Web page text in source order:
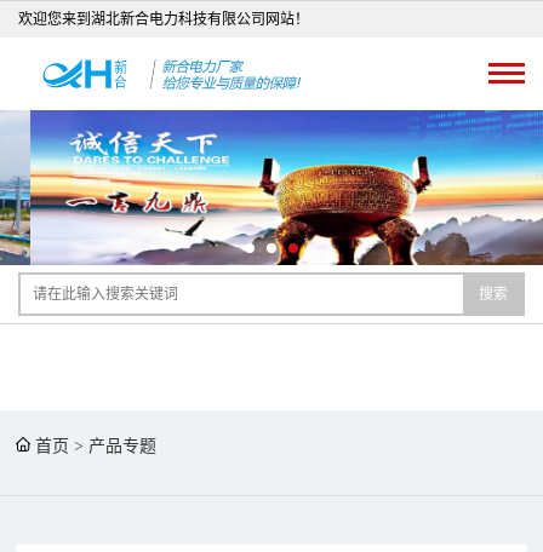
欢迎您来到湖北新合电力科技有限公司网站！
搜索
首页 > 产品专题